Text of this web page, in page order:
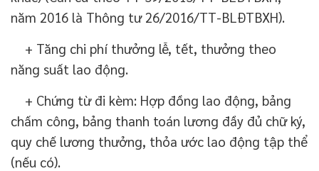
năm 2016 là Thông tư 26/2016/TT-BLĐTBXH).
+ Tăng chi phí thưởng lễ, tết, thưởng theo
năng suất lao động.
+ Chứng từ đi kèm: Hợp đồng lao động, bảng
chấm công, bảng thanh toán lương đầy đủ chữ ký,
quy chế lương thưởng, thỏa ước lao động tập thể
(nếu có).